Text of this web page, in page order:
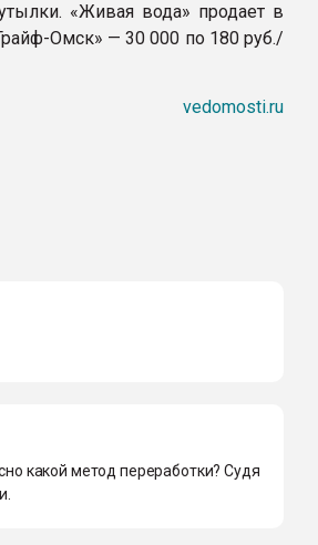
«Живая вода» продает в
Омск» — 30 000 по 180 руб./
vedomosti.ru
какой метод переработки? Судя